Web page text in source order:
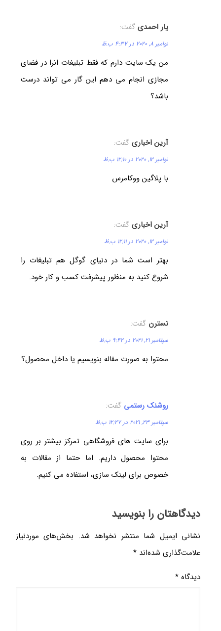
یار احمدی گفت:
نوامبر 8, 2020 در 4:37 ب.ظ
من یک‌ سایت دارم که فقط تبلیغات انرا در فضای
مجازی انجام می دهم این گار می تواند درست
باشد؟
آرین اخباری گفت:
نوامبر 12, 2020 در 12:10 ب.ظ
با پلاگین ووکامرس
آرین اخباری گفت:
نوامبر 12, 2020 در 12:11 ب.ظ
بهتر است شما در دنیای گوگل هم تبلیغات را
شروع کنید به منظور پیشرفت کسب و کار خود.
نسترن گفت:
سپتامبر 21, 2021 در 9:42 ب.ظ
محتوا به صورت مقاله بنویسیم یا داخل محصول؟
روشنک رستمی گفت:
سپتامبر 23, 2021 در 12:27 ب.ظ
برای سایت های فروشگاهی تمرکز بیشتر بر روی
محتوا محصول داریم. اما حتما از مقالات به
خصوص برای لینک سازی، استفاده می کنیم.
دیدگاهتان را بنویسید
نشانی ایمیل شما منتشر نخواهد شد.
بخش‌های موردنیاز
علامت‌گذاری شده‌اند *
دیدگاه*